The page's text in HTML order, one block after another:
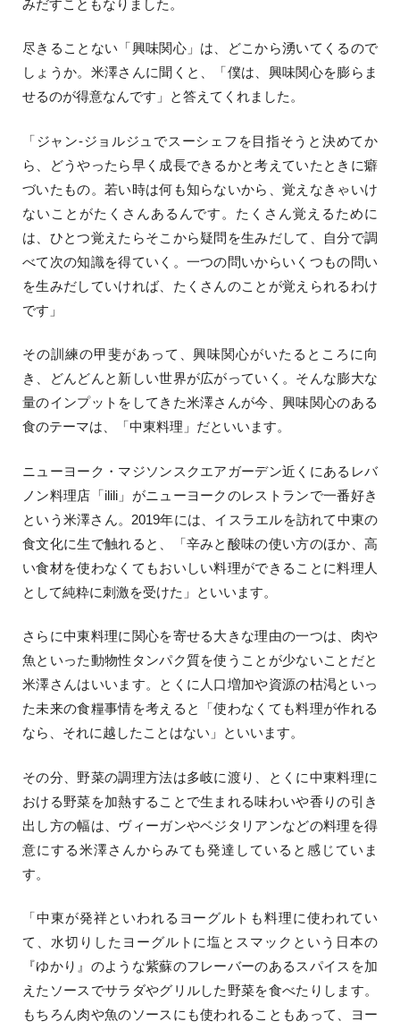
みだすこともなりました。
尽きることない「興味関心」は、どこから湧いてくるので
しょうか。米澤さんに聞くと、「僕は、興味関心を膨らま
せるのが得意なんです」と答えてくれました。
「ジャン-ジョルジュでスーシェフを目指そうと決めてか
ら、どうやったら早く成長できるかと考えていたときに癖
づいたもの。若い時は何も知らないから、覚えなきゃいけ
ないことがたくさんあるんです。たくさん覚えるために
は、ひとつ覚えたらそこから疑問を生みだして、自分で調
べて次の知識を得ていく。一つの問いからいくつもの問い
を生みだしていければ、たくさんのことが覚えられるわけ
です」
その訓練の甲斐があって、興味関心がいたるところに向
き、どんどんと新しい世界が広がっていく。そんな膨大な
量のインプットをしてきた米澤さんが今、興味関心のある
食のテーマは、「中東料理」だといいます。
ニューヨーク・マジソンスクエアガーデン近くにあるレバ
ノン料理店「ilili」がニューヨークのレストランで一番好き
という米澤さん。2019年には、イスラエルを訪れて中東の
食文化に生で触れると、「辛みと酸味の使い方のほか、高
い食材を使わなくてもおいしい料理ができることに料理人
として純粋に刺激を受けた」といいます。
さらに中東料理に関心を寄せる大きな理由の一つは、肉や
魚といった動物性タンパク質を使うことが少ないことだと
米澤さんはいいます。とくに人口増加や資源の枯渇といっ
た未来の食糧事情を考えると「使わなくても料理が作れる
なら、それに越したことはない」といいます。
その分、野菜の調理方法は多岐に渡り、とくに中東料理に
おける野菜を加熱することで生まれる味わいや香りの引き
出し方の幅は、ヴィーガンやベジタリアンなどの料理を得
意にする米澤さんからみても発達していると感じていま
す。
「中東が発祥といわれるヨーグルトも料理に使われてい
て、水切りしたヨーグルトに塩とスマックという日本の
『ゆかり』のような紫蘇のフレーバーのあるスパイスを加
えたソースでサラダやグリルした野菜を食べたりします。
もちろん肉や魚のソースにも使われることもあって、ヨー